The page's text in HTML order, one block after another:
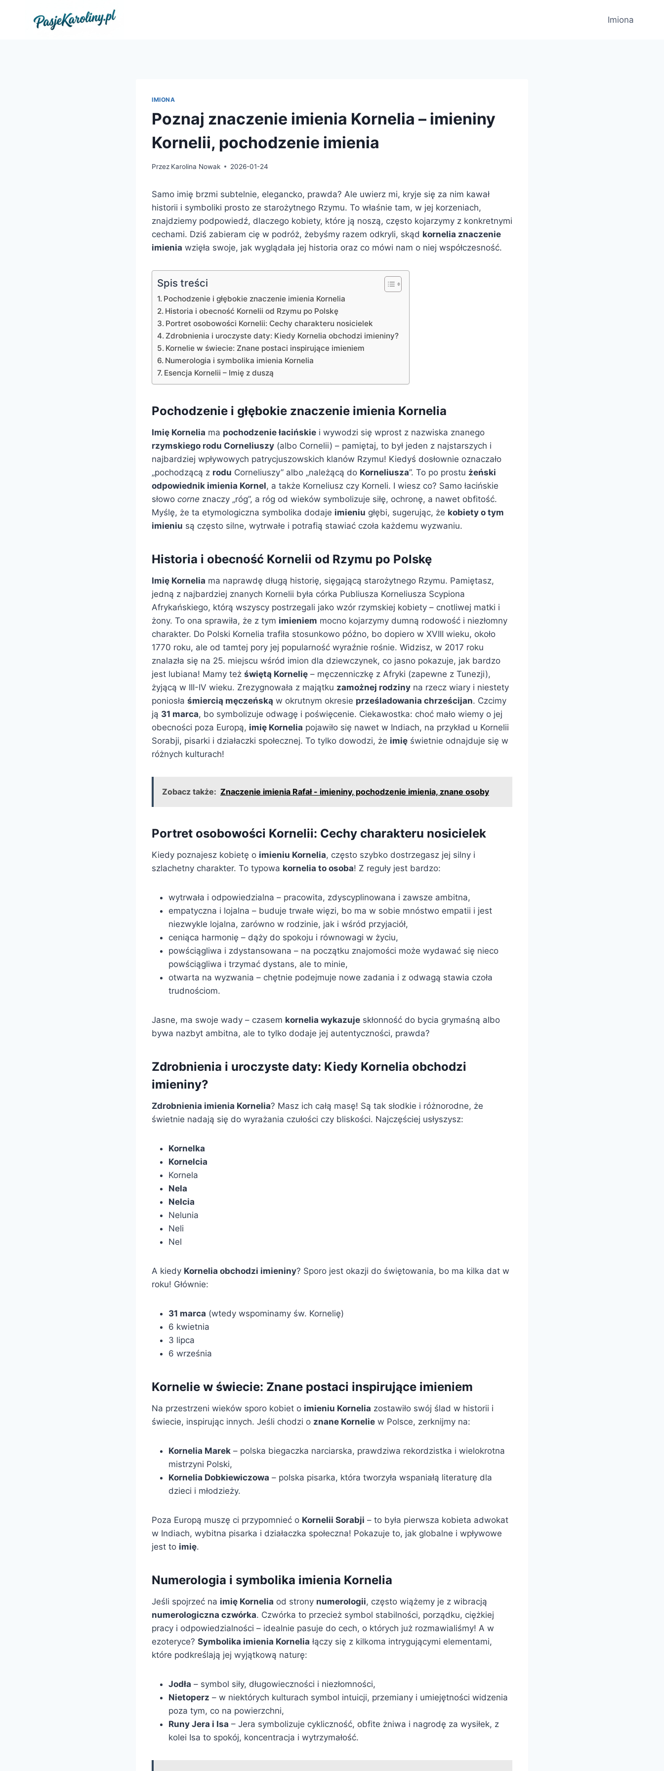
Imiona
IMIONA
Poznaj znaczenie imienia Kornelia – imieniny
Kornelii, pochodzenie imienia
Przez Karolina Nowak 2026-01-24
Samo imię brzmi subtelnie, elegancko, prawda? Ale uwierz mi, kryje się za nim kawał
historii i symboliki prosto ze starożytnego Rzymu. To właśnie tam, w jej korzeniach,
znajdziemy podpowiedź, dlaczego kobiety, które ją noszą, często kojarzymy z konkretnymi
cechami. Dziś zabieram cię w podróż, żebyśmy razem odkryli, skąd kornelia znaczenie
imienia wzięła swoje, jak wyglądała jej historia oraz co mówi nam o niej współczesność.
Spis treści
Pochodzenie i głębokie znaczenie imienia Kornelia
Historia i obecność Kornelii od Rzymu po Polskę
Portret osobowości Kornelii: Cechy charakteru nosicielek
Zdrobnienia i uroczyste daty: Kiedy Kornelia obchodzi imieniny?
Kornelie w świecie: Znane postaci inspirujące imieniem
Numerologia i symbolika imienia Kornelia
Esencja Kornelii – Imię z duszą
Pochodzenie i głębokie znaczenie imienia Kornelia
Imię Kornelia ma pochodzenie łacińskie i wywodzi się wprost z nazwiska znanego
rzymskiego rodu Corneliuszy (albo Cornelii) – pamiętaj, to był jeden z najstarszych i
najbardziej wpływowych patrycjuszowskich klanów Rzymu! Kiedyś dosłownie oznaczało
„pochodzącą z rodu Corneliuszy” albo „należącą do Korneliusza”. To po prostu żeński
odpowiednik imienia Kornel, a także Korneliusz czy Korneli. I wiesz co? Samo łacińskie
słowo corne znaczy „róg”, a róg od wieków symbolizuje siłę, ochronę, a nawet obfitość.
Myślę, że ta etymologiczna symbolika dodaje imieniu głębi, sugerując, że kobiety o tym
imieniu są często silne, wytrwałe i potrafią stawiać czoła każdemu wyzwaniu.
Historia i obecność Kornelii od Rzymu po Polskę
Imię Kornelia ma naprawdę długą historię, sięgającą starożytnego Rzymu. Pamiętasz,
jedną z najbardziej znanych Kornelii była córka Publiusza Korneliusza Scypiona
Afrykańskiego, którą wszyscy postrzegali jako wzór rzymskiej kobiety – cnotliwej matki i
żony. To ona sprawiła, że z tym imieniem mocno kojarzymy dumną rodowość i niezłomny
charakter. Do Polski Kornelia trafiła stosunkowo późno, bo dopiero w XVIII wieku, około
1770 roku, ale od tamtej pory jej popularność wyraźnie rośnie. Widzisz, w 2017 roku
znalazła się na 25. miejscu wśród imion dla dziewczynek, co jasno pokazuje, jak bardzo
jest lubiana! Mamy też świętą Kornelię – męczenniczkę z Afryki (zapewne z Tunezji),
żyjącą w III-IV wieku. Zrezygnowała z majątku zamożnej rodziny na rzecz wiary i niestety
poniosła śmiercią męczeńską w okrutnym okresie prześladowania chrześcijan. Czcimy
ją 31 marca, bo symbolizuje odwagę i poświęcenie. Ciekawostka: choć mało wiemy o jej
obecności poza Europą, imię Kornelia pojawiło się nawet w Indiach, na przykład u Kornelii
Sorabji, pisarki i działaczki społecznej. To tylko dowodzi, że imię świetnie odnajduje się w
różnych kulturach!
Zobacz także: Znaczenie imienia Rafał - imieniny, pochodzenie imienia, znane osoby
Portret osobowości Kornelii: Cechy charakteru nosicielek
Kiedy poznajesz kobietę o imieniu Kornelia, często szybko dostrzegasz jej silny i
szlachetny charakter. To typowa kornelia to osoba! Z reguły jest bardzo:
wytrwała i odpowiedzialna – pracowita, zdyscyplinowana i zawsze ambitna,
empatyczna i lojalna – buduje trwałe więzi, bo ma w sobie mnóstwo empatii i jest
niezwykle lojalna, zarówno w rodzinie, jak i wśród przyjaciół,
ceniąca harmonię – dąży do spokoju i równowagi w życiu,
powściągliwa i zdystansowana – na początku znajomości może wydawać się nieco
powściągliwa i trzymać dystans, ale to minie,
otwarta na wyzwania – chętnie podejmuje nowe zadania i z odwagą stawia czoła
trudnościom.
Jasne, ma swoje wady – czasem kornelia wykazuje skłonność do bycia grymaśną albo
bywa nazbyt ambitna, ale to tylko dodaje jej autentyczności, prawda?
Zdrobnienia i uroczyste daty: Kiedy Kornelia obchodzi
imieniny?
Zdrobnienia imienia Kornelia? Masz ich całą masę! Są tak słodkie i różnorodne, że
świetnie nadają się do wyrażania czułości czy bliskości. Najczęściej usłyszysz:
Kornelka
Kornelcia
Kornela
Nela
Nelcia
Nelunia
Neli
Nel
A kiedy Kornelia obchodzi imieniny? Sporo jest okazji do świętowania, bo ma kilka dat w
roku! Głównie:
31 marca (wtedy wspominamy św. Kornelię)
6 kwietnia
3 lipca
6 września
Kornelie w świecie: Znane postaci inspirujące imieniem
Na przestrzeni wieków sporo kobiet o imieniu Kornelia zostawiło swój ślad w historii i
świecie, inspirując innych. Jeśli chodzi o znane Kornelie w Polsce, zerknijmy na:
Kornelia Marek – polska biegaczka narciarska, prawdziwa rekordzistka i wielokrotna
mistrzyni Polski,
Kornelia Dobkiewiczowa – polska pisarka, która tworzyła wspaniałą literaturę dla
dzieci i młodzieży.
Poza Europą muszę ci przypomnieć o Kornelii Sorabji – to była pierwsza kobieta adwokat
w Indiach, wybitna pisarka i działaczka społeczna! Pokazuje to, jak globalne i wpływowe
jest to imię.
Numerologia i symbolika imienia Kornelia
Jeśli spojrzeć na imię Kornelia od strony numerologii, często wiążemy je z wibracją
numerologiczna czwórka. Czwórka to przecież symbol stabilności, porządku, ciężkiej
pracy i odpowiedzialności – idealnie pasuje do cech, o których już rozmawialiśmy! A w
ezoteryce? Symbolika imienia Kornelia łączy się z kilkoma intrygującymi elementami,
które podkreślają jej wyjątkową naturę:
Jodła – symbol siły, długowieczności i niezłomności,
Nietoperz – w niektórych kulturach symbol intuicji, przemiany i umiejętności widzenia
poza tym, co na powierzchni,
Runy Jera i Isa – Jera symbolizuje cykliczność, obfite żniwa i nagrodę za wysiłek, z
kolei Isa to spokój, koncentracja i wytrzymałość.